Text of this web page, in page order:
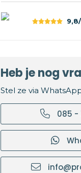
Heb je nog
Stel ze via
085 -